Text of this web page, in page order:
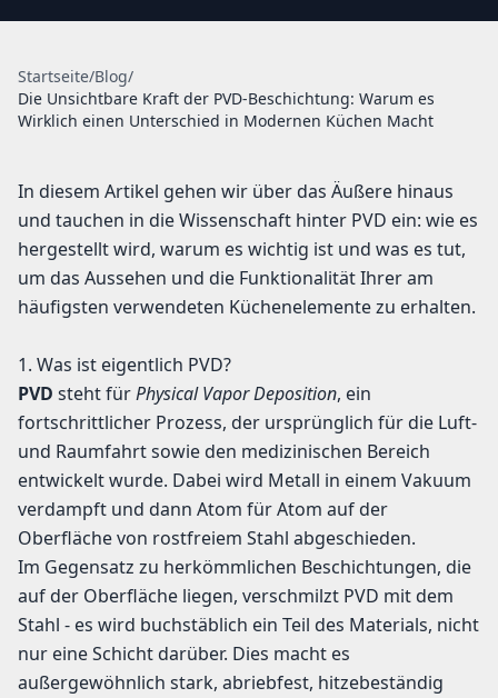
Startseite/Blog/
Die Unsichtbare Kraft der PVD-Beschichtung: Warum es
Wirklich einen Unterschied in Modernen Küchen Macht
In diesem Artikel gehen wir über das Äußere hinaus
und tauchen in die Wissenschaft hinter PVD ein: wie es
hergestellt wird, warum es wichtig ist und was es tut,
um das Aussehen und die Funktionalität Ihrer am
häufigsten verwendeten Küchenelemente zu erhalten.
1. Was ist eigentlich PVD?
PVD steht fürPhysical Vapor Deposition, ein
fortschrittlicher Prozess, der ursprünglich für die Luft-
und Raumfahrt sowie den medizinischen Bereich
entwickelt wurde. Dabei wird Metall in einem Vakuum
verdampft und dann Atom für Atom auf der
Oberfläche von rostfreiem Stahl abgeschieden.
Im Gegensatz zu herkömmlichen Beschichtungen, die
auf der Oberfläche liegen, verschmilzt PVD mit dem
Stahl - es wird buchstäblich ein Teil des Materials, nicht
nur eine Schicht darüber. Dies macht es
außergewöhnlich stark, abriebfest, hitzebeständig